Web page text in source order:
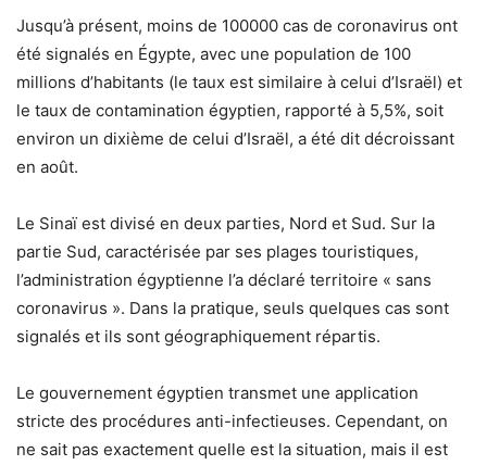
Jusqu’à présent, moins de 100000 cas de coronavirus ont
été signalés en Égypte, avec une population de 100
millions d’habitants (le taux est similaire à celui d’Israël) et
le taux de contamination égyptien, rapporté à 5,5%, soit
environ un dixième de celui d’Israël, a été dit décroissant
en août.
Le Sinaï est divisé en deux parties, Nord et Sud. Sur la
partie Sud, caractérisée par ses plages touristiques,
l’administration égyptienne l’a déclaré territoire « sans
coronavirus ». Dans la pratique, seuls quelques cas sont
signalés et ils sont géographiquement répartis.
Le gouvernement égyptien transmet une application
stricte des procédures anti-infectieuses. Cependant, on
ne sait pas exactement quelle est la situation, mais il est